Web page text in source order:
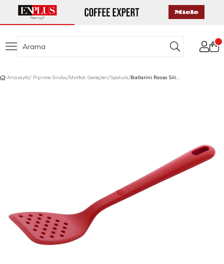
Anasayfa Pişirme Grubu Mutfak Gereçleri Spatula Ballarini Rosso Silikon Kızartma Spatulası 31 cm